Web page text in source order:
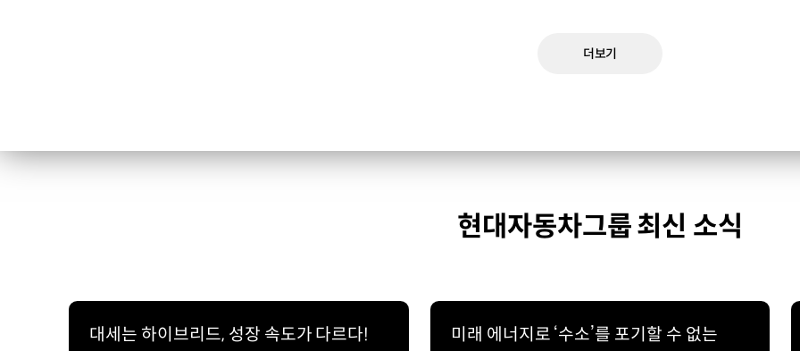
더보기
현대자동차그룹 최신 소식
대세는 하이브리드, 성장 속도가 다르다!
미래 에너지로 ‘수소’를 포기할 수 없는